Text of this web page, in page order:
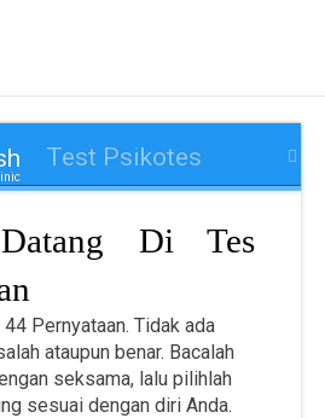
Test Psikotes
Di Tes
Pernyataan. Tidak ada
ataupun benar. Bacalah
seksama, lalu pilihlah
sesuai dengan diri Anda.